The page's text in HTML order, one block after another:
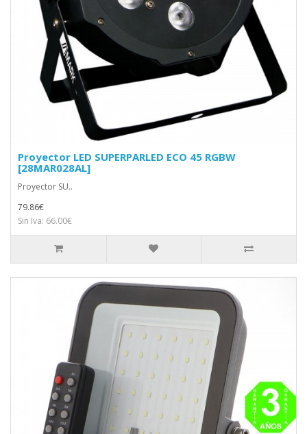
Proyector LED SUPERPARLED ECO 45 RGBW
[28MAR028AL]
Proyector SU..
79.86€
Sin Iva: 66.00€